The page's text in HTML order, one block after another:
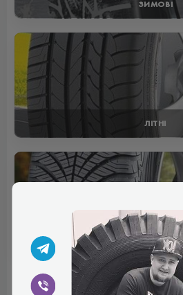
ЗИМОВІ
ЛІТНІ
ВСЕСЕЗОННІ
Отзывы (0)